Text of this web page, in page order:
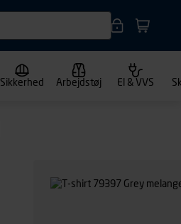
Sikkerhed Arbejdstøj El & VVS